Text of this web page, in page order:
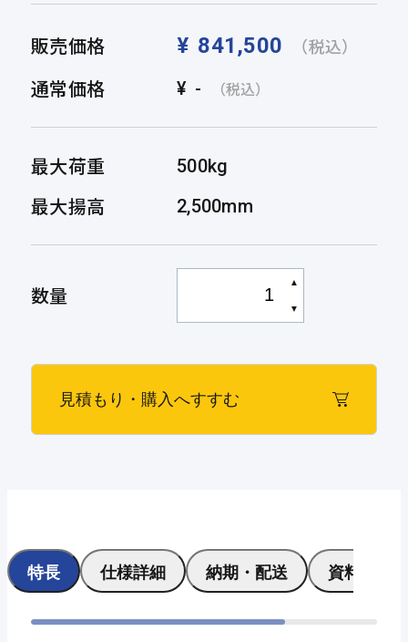
販売価格 ¥ 841,500 （税込）
通常価格 ¥ - （税込）
最大荷重 500kg
最大揚高 2,500mm
数量 ▲
▼
見積もり・購入へすすむ
特長 仕様詳細 納期・配送 資料ダウ